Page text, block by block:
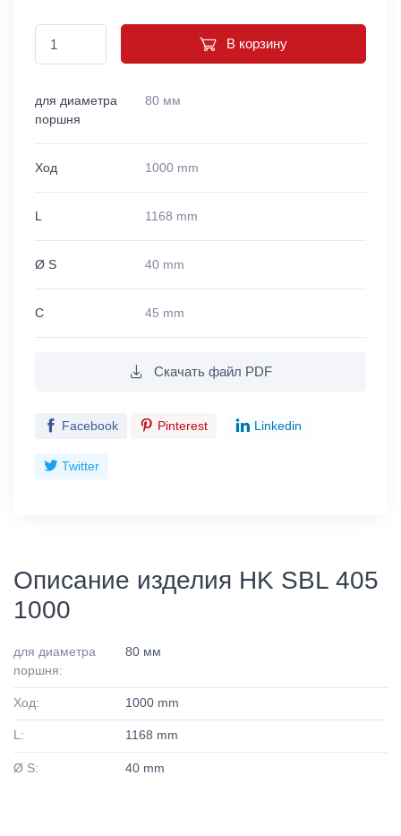
В корзину
для диаметра
поршня
80 мм
Ход 1000 mm
L 1168 mm
Ø S 40 mm
C 45 mm
Скачать файл PDF
Facebook Pinterest Linkedin
Twitter
Описание изделия HK SBL 405
1000
для диаметра
поршня:
80 мм
Ход: 1000 mm
L: 1168 mm
Ø S: 40 mm